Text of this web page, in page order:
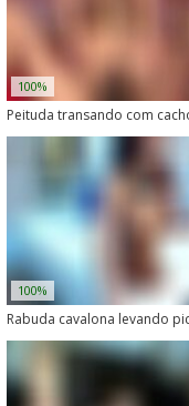
100%
100%